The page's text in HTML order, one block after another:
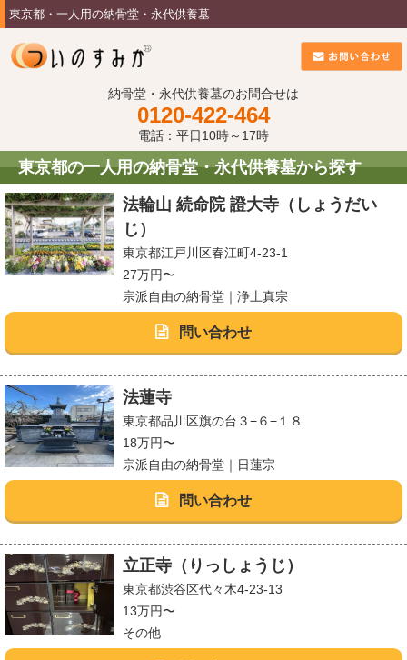
東京都・一人用の納骨堂・永代供養墓
納骨堂・永代供養墓のお問合せは
0120-422-464
電話：平日10時～17時
東京都の一人用の納骨堂・永代供養墓から探す
法輪山 続命院 證大寺（しょうだい
じ）
東京都江戸川区春江町4-23-1
27万円〜
宗派自由の納骨堂｜浄土真宗
問い合わせ
法蓮寺
東京都品川区旗の台３−６−１８
18万円〜
宗派自由の納骨堂｜日蓮宗
問い合わせ
立正寺（りっしょうじ）
東京都渋谷区代々木4-23-13
13万円〜
その他